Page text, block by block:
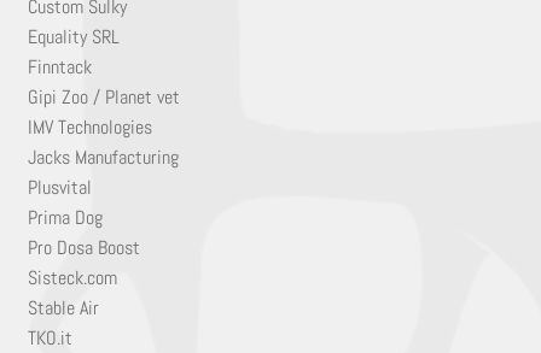
Custom Sulky
Equality SRL
Finntack
Gipi Zoo / Planet vet
IMV Technologies
Jacks Manufacturing
Plusvital
Prima Dog
Pro Dosa Boost
Sisteck.com
Stable Air
TKO.it